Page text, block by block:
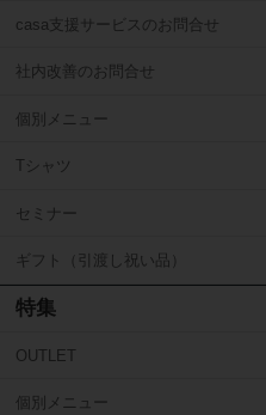
casa支援サービスのお問合せ
社内改善のお問合せ
個別メニュー
Tシャツ
セミナー
ギフト（引渡し祝い品）
特集
OUTLET
個別メニュー